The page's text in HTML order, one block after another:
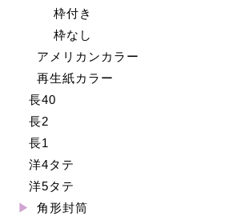
枠付き
枠なし
アメリカンカラー
再生紙カラー
長40
長2
長1
洋4タテ
洋5タテ
角形封筒